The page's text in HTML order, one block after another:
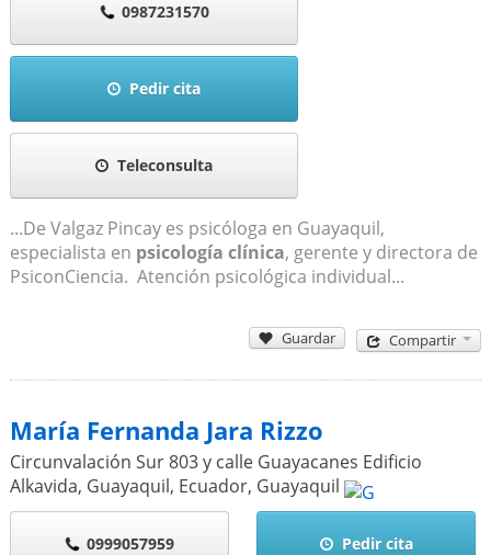
0987231570
Pedir cita
Teleconsulta
...De Valgaz Pincay es psicóloga en Guayaquil,
especialista en psicología clínica, gerente y directora de
PsiconCiencia. Atención psicológica individual...
Guardar Compartir
María Fernanda Jara Rizzo
Circunvalación Sur 803 y calle Guayacanes Edificio
Alkavida, Guayaquil, Ecuador, Guayaquil
0999057959 Pedir cita